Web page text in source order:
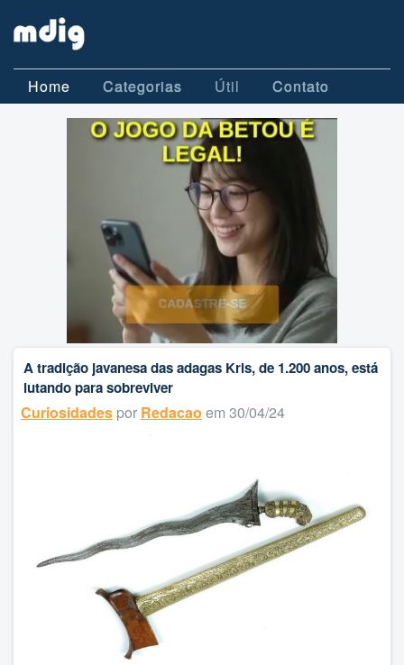
Home Categorias Útil Contato
A tradição javanesa das adagas Kris, de 1.200 anos, está
lutando para sobreviver
Curiosidades por Redacao em 30/04/24